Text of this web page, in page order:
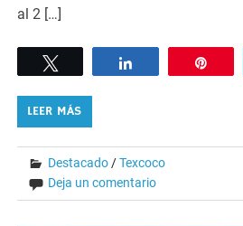
al 2 […]
LEER MÁS
Destacado /Texcoco
Deja un comentario